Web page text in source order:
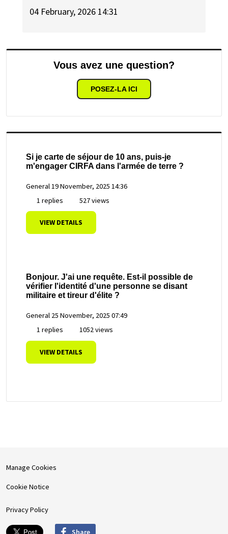
04 February, 2026 14:31
Vous avez une question?
POSEZ-LA ICI
Si je carte de séjour de 10 ans, puis-je
m'engager CIRFA dans l'armée de terre ?
General19 November, 2025 14:36
1 replies
527 views
VIEW DETAILS
Bonjour. J'ai une requête. Est-il possible de
vérifier l'identité d'une personne se disant
militaire et tireur d'élite ?
General 25 November, 2025 07:49
1 replies
1052 views
VIEW DETAILS
Manage Cookies
Cookie Notice
Privacy Policy
Share